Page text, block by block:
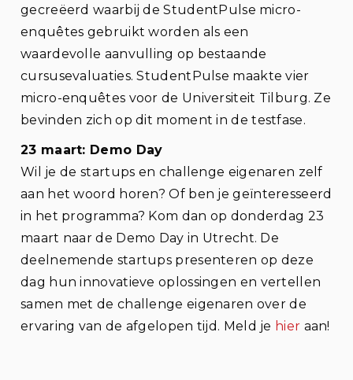
gecreëerd waarbij de StudentPulse micro-
enquêtes gebruikt worden als een
waardevolle aanvulling op bestaande
cursusevaluaties. StudentPulse maakte vier
micro-enquêtes voor de Universiteit Tilburg. Ze
bevinden zich op dit moment in de testfase.
23 maart: Demo Day
Wil je de startups en challenge eigenaren zelf
aan het woord horen? Of ben je geïnteresseerd
in het programma? Kom dan op donderdag 23
maart naar de Demo Day in Utrecht. De
deelnemende startups presenteren op deze
dag hun innovatieve oplossingen en vertellen
samen met de challenge eigenaren over de
ervaring van de afgelopen tijd. Meld je hier aan!